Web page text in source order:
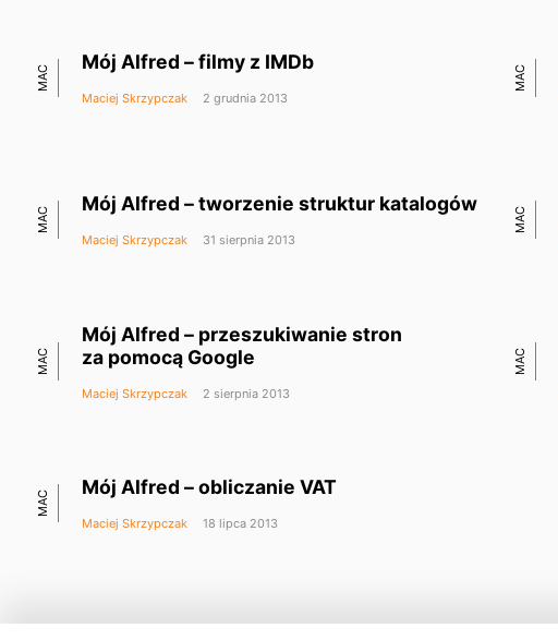
MAC
Mój Alfred – filmy z IMDb
Maciej Skrzypczak 2 grudnia 2013
MAC
MAC
Mój Alfred – tworzenie struktur katalogów
Maciej Skrzypczak 31 sierpnia 2013
MAC
MAC
Mój Alfred – przeszukiwanie stron
za pomocą Google
Maciej Skrzypczak 2 sierpnia 2013
MAC
MAC
Mój Alfred – obliczanie VAT
Maciej Skrzypczak 18 lipca 2013